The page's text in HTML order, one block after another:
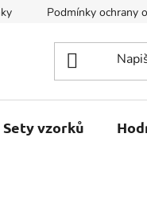
Podmínky ochrany
Sety vzorků